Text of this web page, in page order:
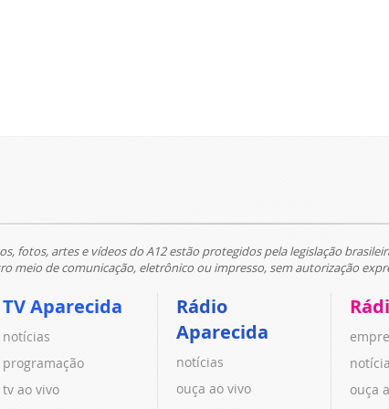
fotos, artes e vídeos do A12 estão protegidos pela legislação
meio de comunicação, eletrônico ou impresso, sem autorização
TV Aparecida
notícias
programação
tv ao vivo
Rádio
Aparecida
notícias
ouça ao vivo
ouça